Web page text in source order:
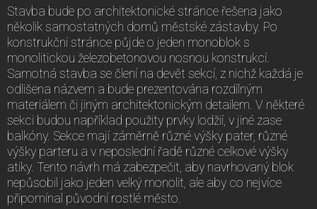
Stavba bude po architektonické stránce řešena jako
několik samostatných domů městské zástavby. Po
konstrukční stránce půjde o jeden monoblok s
monolitickou železobetonovou nosnou konstrukcí.
Samotná stavba se člení na devět sekcí, z nichž každá je
odlišena názvem a bude prezentována rozdílným
materiálem či jiným architektonickým detailem. V některé
sekci budou například použity prvky lodžií, v jiné zase
balkóny. Sekce mají záměrně různé výšky pater, různé
výšky parteru a v neposlední řadě různé celkové výšky
atiky. Tento návrh má zabezpečit, aby navrhovaný blok
nepůsobil jako jeden velký monolit, ale aby co nejvíce
připomínal původní rostlé město.